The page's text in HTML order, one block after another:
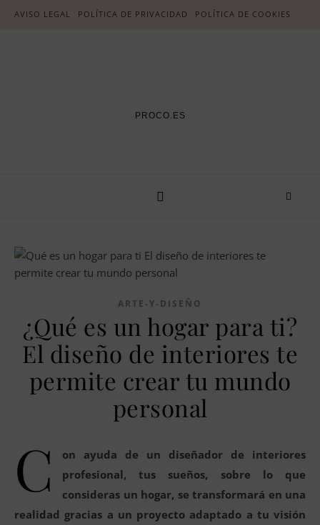
AVISO LEGAL POLÍTICA DE PRIVACIDAD POLÍTICA DE COOKIES
PROCO.ES
ARTE-Y-DISEÑO
¿Qué es un hogar para ti?
El diseño de interiores te
permite crear tu mundo
personal
C
on ayuda de un diseñador de interiores
profesional, tus sueños, sobre lo que
consideras un hogar, se transformará en una
realidad gracias a un proyecto adaptado a tu visión